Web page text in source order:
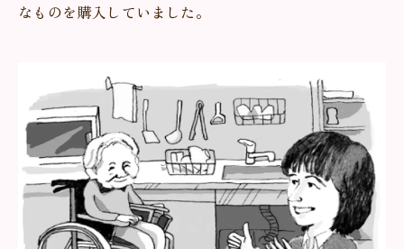
なものを購入していました。